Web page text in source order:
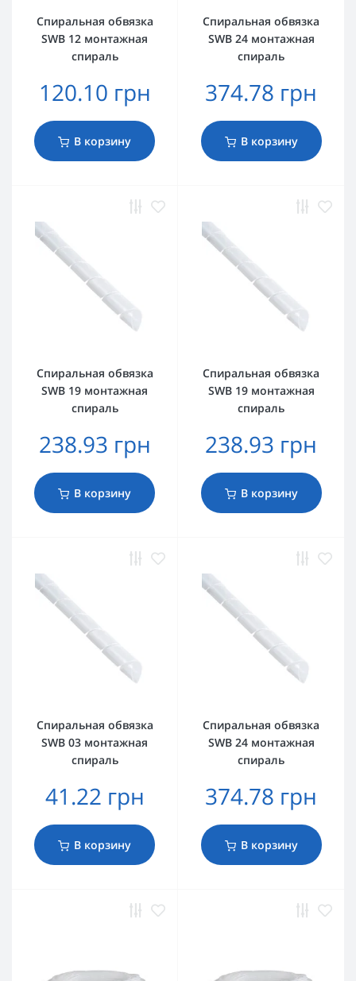
Спиральная обвязка
SWB 12 монтажная
спираль
120.10 грн
В корзину
Спиральная обвязка
SWB 24 монтажная
спираль
374.78 грн
В корзину
Спиральная обвязка
SWB 19 монтажная
спираль
238.93 грн
В корзину
Спиральная обвязка
SWB 19 монтажная
спираль
238.93 грн
В корзину
Спиральная обвязка
SWB 03 монтажная
спираль
41.22 грн
В корзину
Спиральная обвязка
SWB 24 монтажная
спираль
374.78 грн
В корзину